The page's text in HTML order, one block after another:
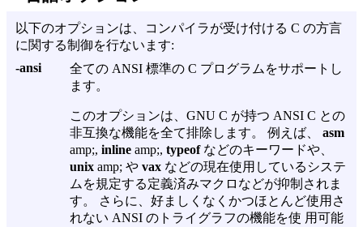
以下のオプションは、コンパイラが受け付ける C の方言
に関する制御を行ないます:
-ansi
全ての ANSI 標準の C プログラムをサポートし
ます。
このオプションは、GNU C が持つ ANSI C との
非互換な機能を全て排除します。 例えば、 asm
amp;, inline amp;, typeofなどのキーワードや、
unix amp; や vax などの現在使用しているシステ
ムを規定する定義済みマクロなどが抑制されま
す。 さらに、好ましくなくかつほとんど使用さ
れない ANSI のトライグラフの機能を使 用可能